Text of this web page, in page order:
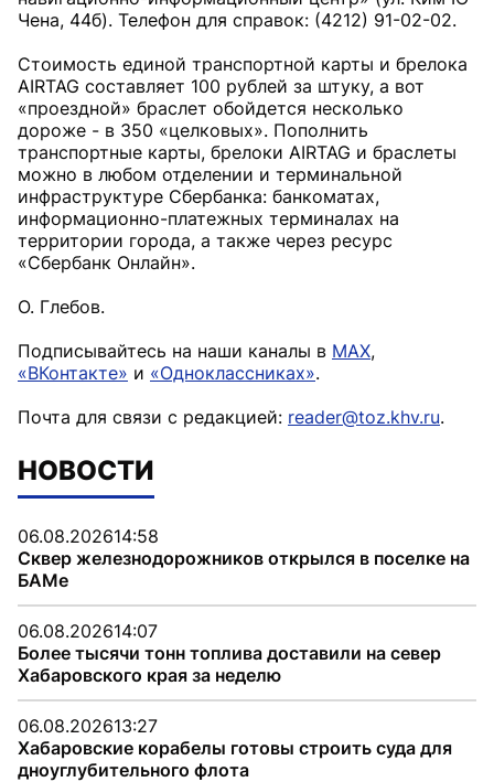
Чена, 44б). Телефон для справок: (4212) 91-02-02.
Стоимость единой транспортной карты и брелока
AIRTAG составляет 100 рублей за штуку, а вот
«проездной» браслет обойдется несколько
дороже - в 350 «целковых». Пополнить
транспортные карты, брелоки AIRTAG и браслеты
можно в любом отделении и терминальной
инфраструктуре Сбербанка: банкоматах,
информационно-платежных терминалах на
территории города, а также через ресурс
«Сбербанк Онлайн».
О. Глебов.
Подписывайтесь на наши каналы в MAX,
«ВКонтакте» и «Одноклассниках».
Почта для связи с редакцией: reader@toz.khv.ru.
НОВОСТИ
06.08.202614:58
Сквер железнодорожников открылся в поселке на
БАМе
06.08.202614:07
Более тысячи тонн топлива доставили на север
Хабаровского края за неделю
06.08.202613:27
Хабаровские корабелы готовы строить суда для
дноуглубительного флота